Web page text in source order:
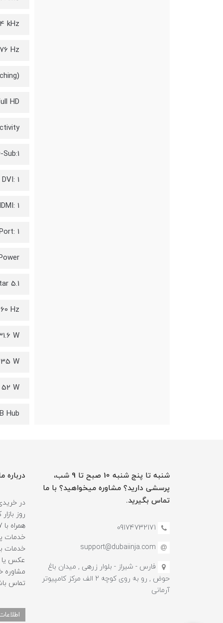
kHz
Hz
HD
Sub:1
DVI: 1
1
1
5.1
Hz
W
W
W
Hub
شنبه تا پنج شنبه 10 صبح تا 9 شب،
پرسشی دارید؟ مشاوره میخواهید؟ با ما
تماس بگیرید.
09174732171
support@dubaiinja.com
فارس - شیراز - بلوار زرهی , میدان باغ
حوض , رو به روی کوچه 2 الف مرکز کامپیوتر
آرمانی
درباره
در
روز
خدمات
خدمات
عکس یا
تماس